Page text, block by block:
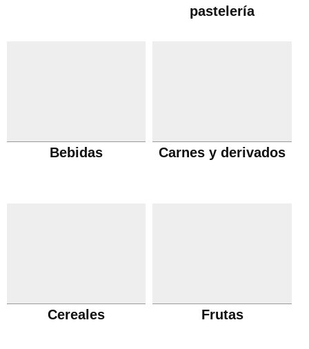
pastelería
Bebidas Carnes y derivados
Cereales Frutas